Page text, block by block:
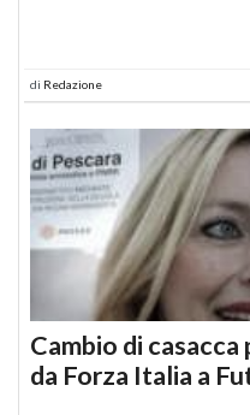
di Redazione
Cambio di
da Forza Italia a